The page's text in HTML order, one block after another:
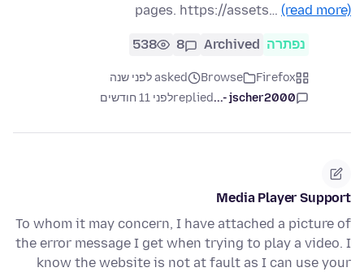
pages. https://assets… (read more)
נפתרה Archived
8
538
Firefox
Browse
asked לפני שנה
jscher2000 -...
repliedלפני 11 חודשים
Media Player Support
To whom it may concern, I have attached a picture of
the error message I get when trying to play a video. I
know the website is not at fault as I can use your